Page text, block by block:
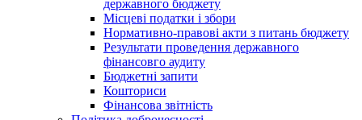
державного бюджету
Місцеві податки і збори
Нормативно-правові акти з питань бюджету
Результати проведення державного
фінансовго аудиту
Бюджетні запити
Кошториси
Фінансова звітність